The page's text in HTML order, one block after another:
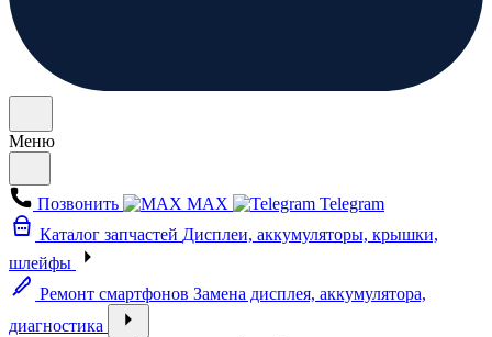
Меню
Позвонить MAX
Telegram
Каталог запчастей Дисплеи, аккумуляторы, крышки,
шлейфы
Ремонт смартфонов Замена дисплея, аккумулятора,
диагностика